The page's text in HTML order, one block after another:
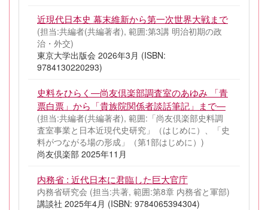
近現代日本史 幕末維新から第一次世界大戦まで
(担当:共編者(共編著者), 範囲:第3講 明治初期の政
治・外交)
東京大学出版会 2026年3月 (ISBN:
9784130220293)
史料をひらく―尚友倶楽部調査室のあゆみ 「青
票白票」から「貴族院関係者談話筆記」まで―
(担当:共編者(共編著者), 範囲:「尚友倶楽部史料調
査室事業と日本近現代史研究」（はじめに）、「史
料がつながる場の形成」（第1部はじめに）)
尚友倶楽部 2025年11月
内務省 : 近代日本に君臨した巨大官庁
内務省研究会 (担当:共著, 範囲:第8章 内務省と軍部)
講談社 2025年4月 (ISBN: 9784065394304)